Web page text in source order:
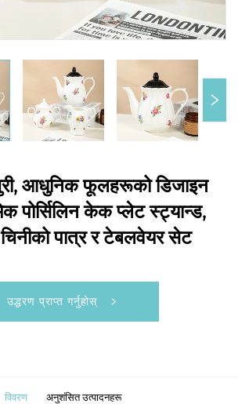
आधुनिक फूलहरूको डिजाइन
पोर्सिलिन केक प्लेट स्ट्यान्ड,
चिनीको पात्र र टेबलवेयर सेट
उद्धरण प्राप्त गर्नुहोस्
विवरण अनुशंसित उत्पादनहरू